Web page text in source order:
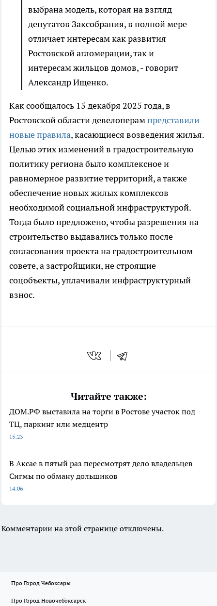
выбрана модель, которая на взгляд
депутатов Заксобрания, в полной мере
отличает интересам как развития
Ростовской агломерации, так и
интересам жильцов домов, - говорит
Александр Ищенко.
Как сообщалось 15 декабря 2025 года, в
Ростовской области девелоперампредставили
новые правила, касающиеся возведения жилья.
Целью этих изменений в градостроительную
политику региона было комплексное и
равномерное развитие территорий, а также
обеспечение новых жилых комплексов
необходимой социальной инфраструктурой.
Тогда было предложено, чтобы разрешения на
строительство выдавались только после
согласования проекта на градостроительном
совете, а застройщики, не строящие
соцобъекты, уплачивали инфраструктурный
взнос.
Читайте также:
ДОМ.РФ выставила на торги в Ростове участок под
ТЦ, паркинг или медцентр
15:23
В Аксае в пятый раз пересмотрят дело владельцев
Сигмы по обману дольщиков
14:06
Комментарии на этой странице отключены.
Про Город Чебоксары
Про Город Новочебоксарск